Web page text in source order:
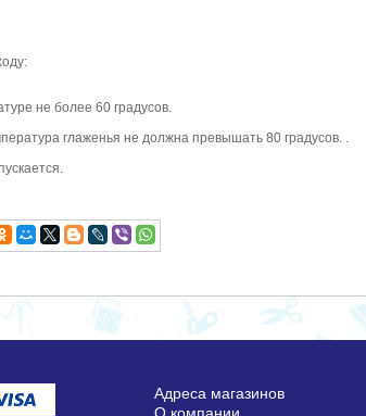
не более 60 градусов.
глаженья не должна превышать 80 градусов. .
Адреса магазинов